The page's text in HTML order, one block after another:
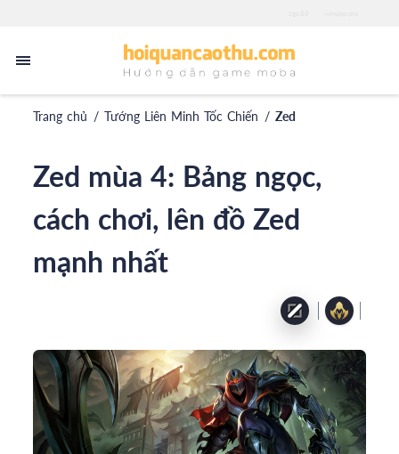
Trang chủ / Tướng Liên Minh Tốc Chiến / Zed
Zed mùa 4: Bảng ngọc,
cách chơi, lên đồ Zed
mạnh nhất